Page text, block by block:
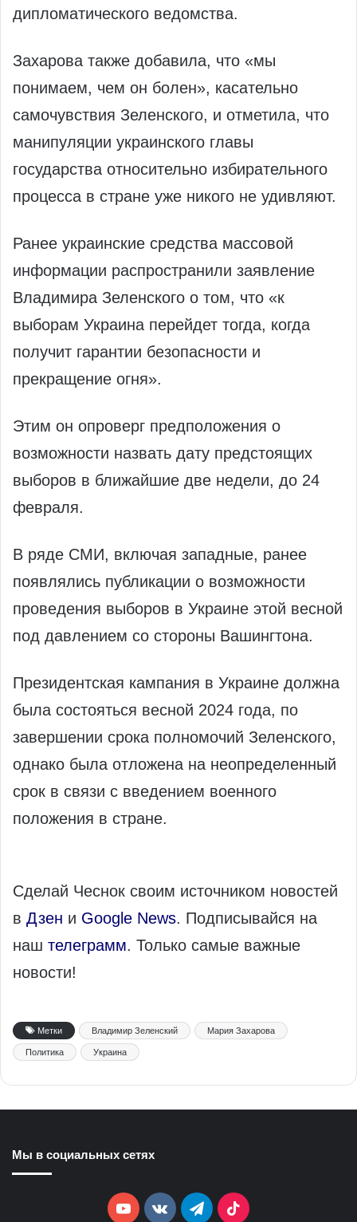
дипломатического ведомства.
Захарова также добавила, что «мы
понимаем, чем он болен», касательно
самочувствия Зеленского, и отметила, что
манипуляции украинского главы
государства относительно избирательного
процесса в стране уже никого не удивляют.
Ранее украинские средства массовой
информации распространили заявление
Владимира Зеленского о том, что «к
выборам Украина перейдет тогда, когда
получит гарантии безопасности и
прекращение огня».
Этим он опроверг предположения о
возможности назвать дату предстоящих
выборов в ближайшие две недели, до 24
февраля.
В ряде СМИ, включая западные, ранее
появлялись публикации о возможности
проведения выборов в Украине этой весной
под давлением со стороны Вашингтона.
Президентская кампания в Украине должна
была состояться весной 2024 года, по
завершении срока полномочий Зеленского,
однако была отложена на неопределенный
срок в связи с введением военного
положения в стране.
Сделай Чеснок своим источником новостей
в Дзен и Google News. Подписывайся на
наш телеграмм. Только самые важные
новости!
Метки Владимир Зеленский Мария Захарова
Политика Украина
Мы в социальных сетях
YouTubevk.comTelegramTikTok